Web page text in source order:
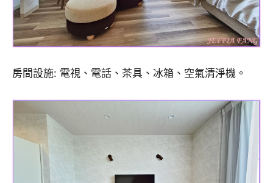
房間設施: 電視、電話、茶具、冰箱、空氣清淨機。